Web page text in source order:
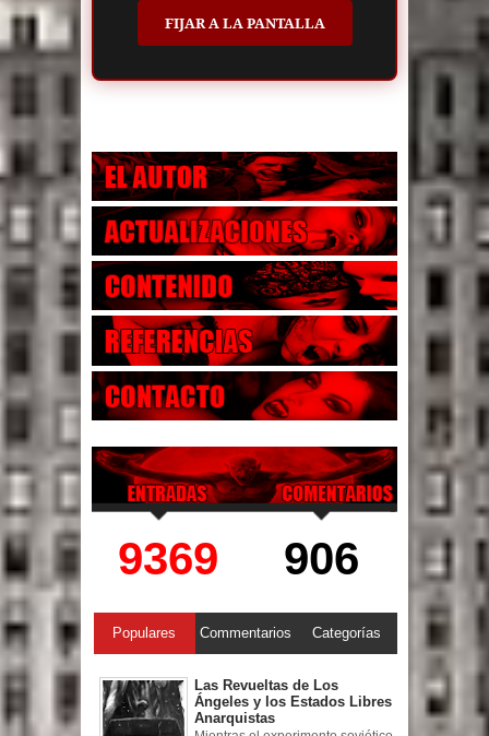
FIJAR A LA PANTALLA
9369 906
Populares Commentarios Categorías
Las Revueltas de Los
Ángeles y los Estados Libres
Anarquistas